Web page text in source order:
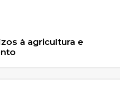
à agricultura e